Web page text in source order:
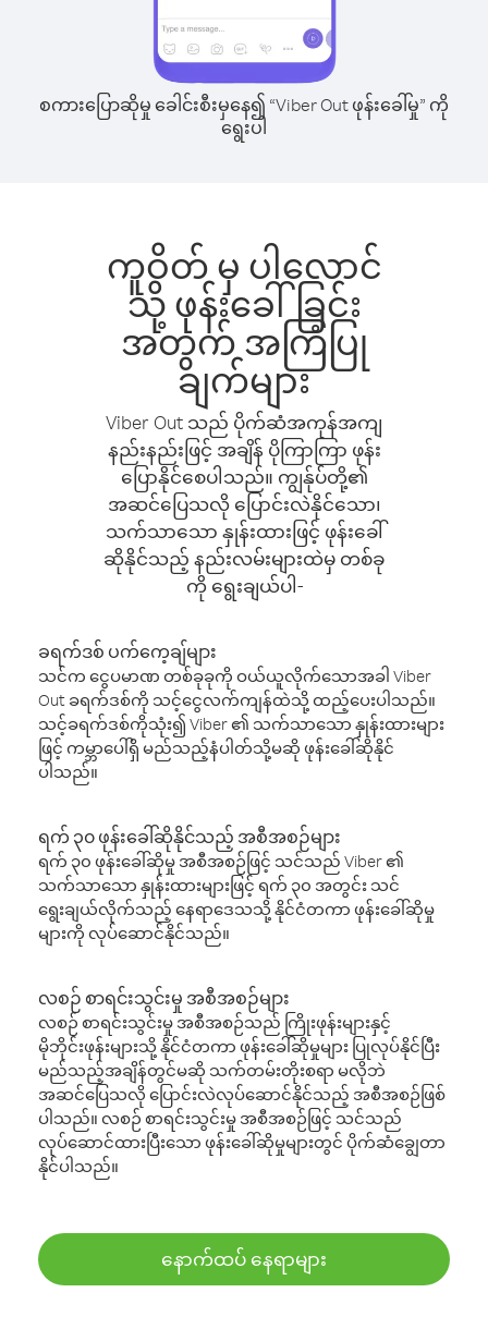
စကားပြောဆိုမှု ခေါင်းစီးမှနေ၍ “Viber Out ဖုန်းခေါ်မှု” ကို
ရွေးပါ
ကူဝိတ် မှ ပါလောင်
သို့ ဖုန်းခေါ်ခြင်း
အတွက် အကြံပြု
ချက်များ
Viber Out သည် ပိုက်ဆံအကုန်အကျ
နည်းနည်းဖြင့် အချိန် ပိုကြာကြာ ဖုန်း
ပြောနိုင်စေပါသည်။ ကျွန်ုပ်တို့၏
အဆင်ပြေသလို ပြောင်းလဲနိုင်သော၊
သက်သာသော နှုန်းထားဖြင့် ဖုန်းခေါ်
ဆိုနိုင်သည့် နည်းလမ်းများထဲမှ တစ်ခု
ကို ရွေးချယ်ပါ-
ခရက်ဒစ် ပက်ကေ့ချ်များ
သင်က ငွေပမာဏ တစ်ခုခုကို ဝယ်ယူလိုက်သောအခါ Viber
Out ခရက်ဒစ်ကို သင့်ငွေလက်ကျန်ထဲသို့ ထည့်ပေးပါသည်။
သင့်ခရက်ဒစ်ကိုသုံး၍ Viber ၏ သက်သာသော နှုန်းထားများ
ဖြင့် ကမ္ဘာပေါ်ရှိ မည်သည့်နံပါတ်သို့မဆို ဖုန်းခေါ်ဆိုနိုင်
ပါသည်။
ရက် ၃၀ ဖုန်းခေါ်ဆိုနိုင်သည့် အစီအစဉ်များ
ရက် ၃၀ ဖုန်းခေါ်ဆိုမှု အစီအစဉ်ဖြင့် သင်သည် Viber ၏
သက်သာသော နှုန်းထားများဖြင့် ရက် ၃၀ အတွင်း သင်
ရွေးချယ်လိုက်သည့် နေရာဒေသသို့ နိုင်ငံတကာ ဖုန်းခေါ်ဆိုမှု
များကို လုပ်ဆောင်နိုင်သည်။
လစဉ် စာရင်းသွင်းမှု အစီအစဉ်များ
လစဉ် စာရင်းသွင်းမှု အစီအစဉ်သည် ကြိုးဖုန်းများနှင့်
မိုဘိုင်းဖုန်းများသို့ နိုင်ငံတကာ ဖုန်းခေါ်ဆိုမှုများ ပြုလုပ်နိုင်ပြီး
မည်သည့်အချိန်တွင်မဆို သက်တမ်းတိုးစရာ မလိုဘဲ
အဆင်ပြေသလို ပြောင်းလဲလုပ်ဆောင်နိုင်သည့် အစီအစဉ်ဖြစ်
ပါသည်။ လစဉ် စာရင်းသွင်းမှု အစီအစဉ်ဖြင့် သင်သည်
လုပ်ဆောင်ထားပြီးသော ဖုန်းခေါ်ဆိုမှုများတွင် ပိုက်ဆံချွေတာ
နိုင်ပါသည်။
နောက်ထပ် နေရာများ